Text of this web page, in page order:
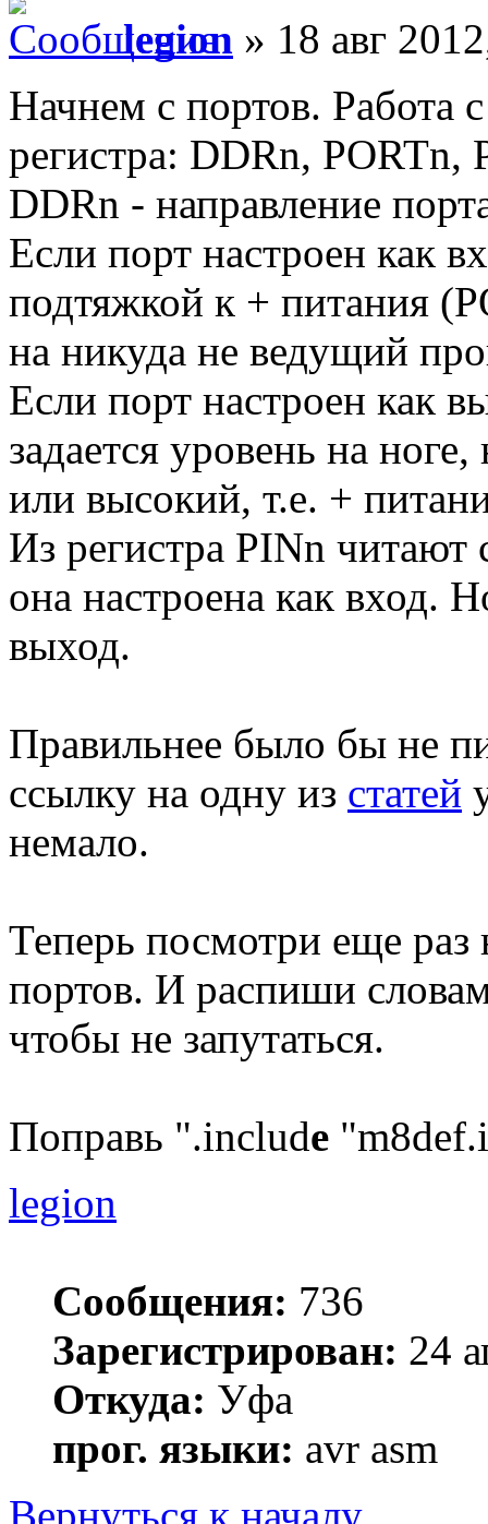
legion » 18 авг
Начнем с портов. Работа
регистра: DDRn, PORTn,
DDRn - направление
Если порт настроен как
подтяжкой к + питания
на никуда не ведущий
Если порт настроен как
задается уровень на
или высокий, т.е. +
Из регистра PINn читают
она настроена как вход.
выход.
Правильнее было бы не
ссылку на одну из статей
немало.
Теперь посмотри еще
портов. И распиши
чтобы не запутаться.
Поправь ".include
legion
Сообщения: 736
Зарегистрирован: 24
Откуда: Уфа
прог. языки: avr asm